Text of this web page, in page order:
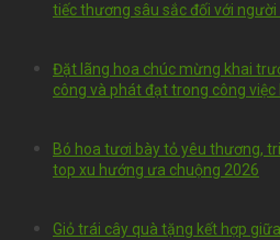
tiếc thương sâu sắc đối với người
Đặt lãng hoa chúc mừng khai
công và phát đạt trong công việc
Bó hoa tươi bày tỏ yêu thương,
top xu hướng ưa chuộng 2026
Giỏ trái cây quà tặng kết hợp